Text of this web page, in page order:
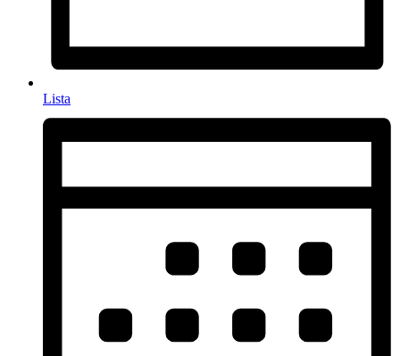
Lista